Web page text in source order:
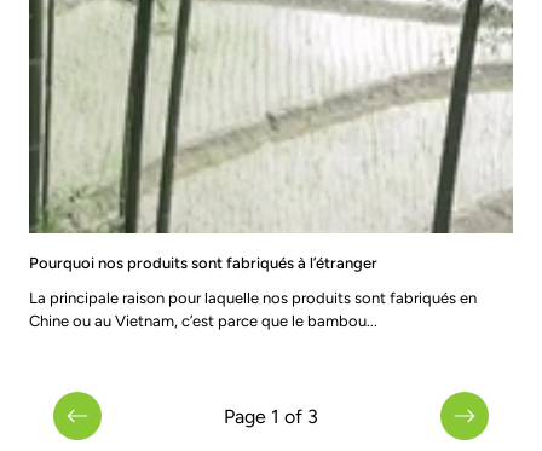
Pourquoi nos produits sont fabriqués à l’étranger
La principale raison pour laquelle nos produits sont fabriqués en
Chine ou au Vietnam, c’est parce que le bambou...
Previous Page 1 of 3 Next